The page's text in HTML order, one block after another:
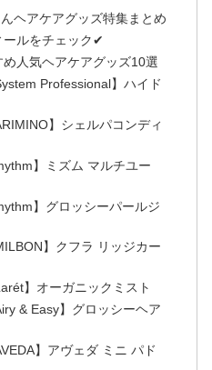
ヘアケアグッズ特集まとめ
ールをチェック✔︎
め人気ヘアケアグッズ10選
Professional】ハイド
】シェルパコンディ
】ミズム マルチユー
】グロッシーパールジ
】クフラ リッジカー
】オーガニックミスト
& Easy】グロッシーヘア
】アヴェダ ミニ パド